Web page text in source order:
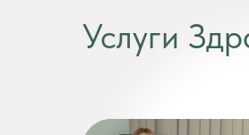
Услуги